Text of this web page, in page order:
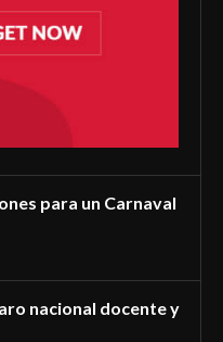
para un Carnaval
nacional docente y